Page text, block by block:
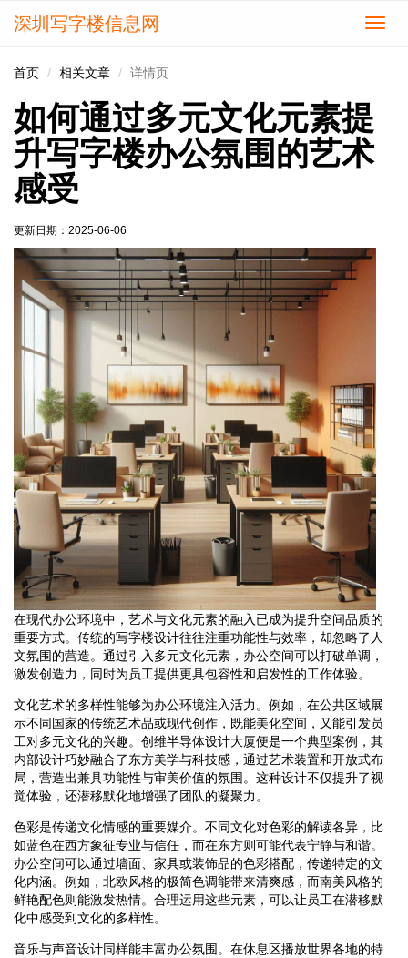
切
深圳写字楼信息网
首页 相关文章 详情页
如何通过多元文化元素提
升写字楼办公氛围的艺术
感受
更新日期： 2025-06-06
在现代办公环境中，艺术与文化元素的融入已成为提升空间品质的
重要方式。传统的写字楼设计往往注重功能性与效率，却忽略了人
文氛围的营造。通过引入多元文化元素，办公空间可以打破单调，
激发创造力，同时为员工提供更具包容性和启发性的工作体验。
文化艺术的多样性能够为办公环境注入活力。例如，在公共区域展
示不同国家的传统艺术品或现代创作，既能美化空间，又能引发员
工对多元文化的兴趣。创维半导体设计大厦便是一个典型案例，其
内部设计巧妙融合了东方美学与科技感，通过艺术装置和开放式布
局，营造出兼具功能性与审美价值的氛围。这种设计不仅提升了视
觉体验，还潜移默化地增强了团队的凝聚力。
色彩是传递文化情感的重要媒介。不同文化对色彩的解读各异，比
如蓝色在西方象征专业与信任，而在东方则可能代表宁静与和谐。
办公空间可以通过墙面、家具或装饰品的色彩搭配，传递特定的文
化内涵。例如，北欧风格的极简色调能带来清爽感，而南美风格的
鲜艳配色则能激发热情。合理运用这些元素，可以让员工在潜移默
化中感受到文化的多样性。
音乐与声音设计同样能丰富办公氛围。在休息区播放世界各地的特